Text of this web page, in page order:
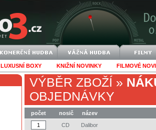
LUXUSNÍ BOXY KNIŽNÍ NOVINKY FILMOVÉ
VÝBĚR ZBOŽÍ »
OBJEDNÁVKY
počet nosič
název
CD
Dalibor